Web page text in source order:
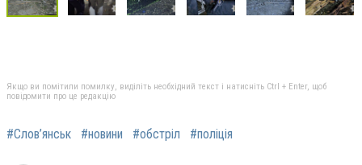
Якщо ви помітили помилку, виділіть необхідний текст і натисніть Ctrl + Enter, щоб
повідомити про це редакцію
#Слов’янськ #новини #обстріл #поліція